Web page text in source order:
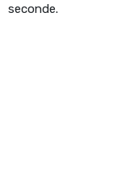
seconde.